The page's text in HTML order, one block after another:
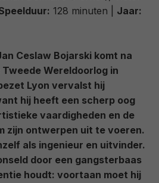
128 minuten | Jaar:
Ceslaw Bojarski komt na
Wereldoorlog in
Lyon vervalst hij
hij heeft een scherp oog
vaardigheden en de
zijn ontwerpen uit te voeren.
als ingenieur en uitvinder.
door een gangsterbaas
houdt: voortaan moet hij